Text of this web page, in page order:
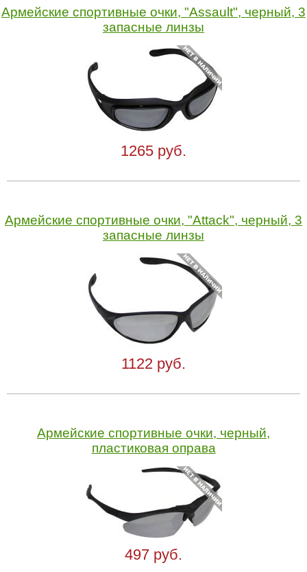
Армейские спортивные очки, "Assault", черный, 3
запасные линзы
1265 руб.
Армейские спортивные очки, "Attack", черный, 3
запасные линзы
1122 руб.
Армейские спортивные очки, черный,
пластиковая оправа
497 руб.